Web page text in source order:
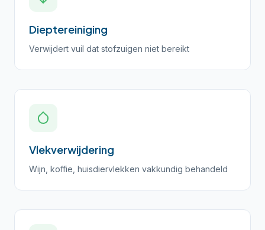
Dieptereiniging
Verwijdert vuil dat stofzuigen niet bereikt
Vlekverwijdering
Wijn, koffie, huisdiervlekken vakkundig behandeld